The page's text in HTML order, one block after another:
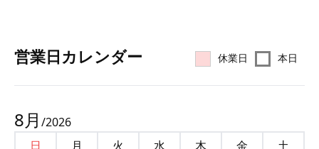
営業⽇カレンダー 休業日 本日
8月 /2026
日
月 火 水 木 金
土